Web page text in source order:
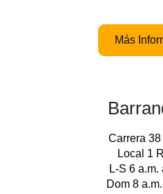
Más
Carrera
Local 1
L-S 6 a.m.
Dom 8